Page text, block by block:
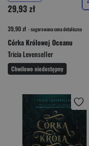
29,93 zł
39,90 zł - sugerowana cena detaliczna
Córka Królowej Oceanu
Tricia Levenseller
Chwilowo niedostępny